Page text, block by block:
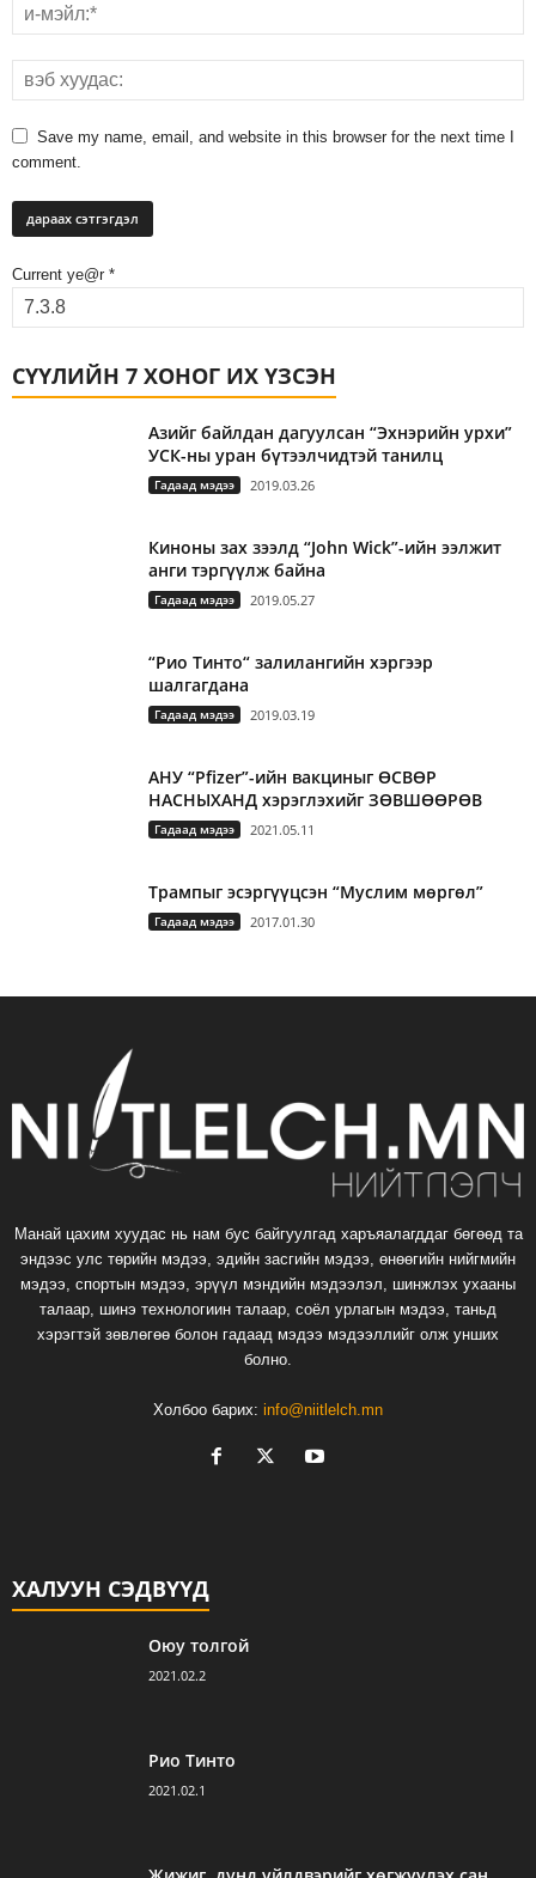
Save my name, email, and website in this browser for the next time I
comment.
Current ye@r *
СҮҮЛИЙН 7 ХОНОГ ИХ ҮЗСЭН
Азийг байлдан дагуулсан “Эхнэрийн урхи”
УСК-ны уран бүтээлчидтэй танилц
Гадаад мэдээ 2019.03.26
Киноны зах зээлд “John Wick”-ийн ээлжит
анги тэргүүлж байна
Гадаад мэдээ 2019.05.27
“Рио Тинто“ залилангийн хэргээр
шалгагдана
Гадаад мэдээ 2019.03.19
АНУ “Pfizer”-ийн вакциныг ӨСВӨР
НАСНЫХАНД хэрэглэхийг ЗӨВШӨӨРӨВ
Гадаад мэдээ 2021.05.11
Трампыг эсэргүүцсэн “Муслим мөргөл”
Гадаад мэдээ 2017.01.30
Манай цахим хуудас нь нам бус байгуулгад харъяалагддаг бөгөөд та
эндээс улс төрийн мэдээ, эдийн засгийн мэдээ, өнөөгийн нийгмийн
мэдээ, спортын мэдээ, эрүүл мэндийн мэдээлэл, шинжлэх ухааны
талаар, шинэ технологиин талаар, соёл урлагын мэдээ, таньд
хэрэгтэй зөвлөгөө болон гадаад мэдээ мэдээллийг олж унших
болно.
Холбоо барих: info@niitlelch.mn
ХАЛУУН СЭДВҮҮД
Оюу толгой
2021.02.2
Рио Тинто
2021.02.1